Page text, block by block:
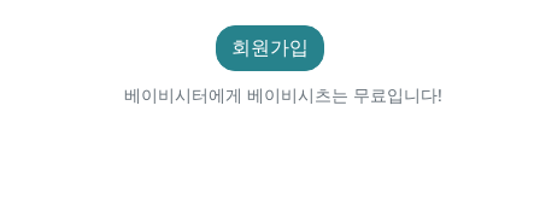
회원가입
베이비시터에게 베이비시츠는 무료입니다!